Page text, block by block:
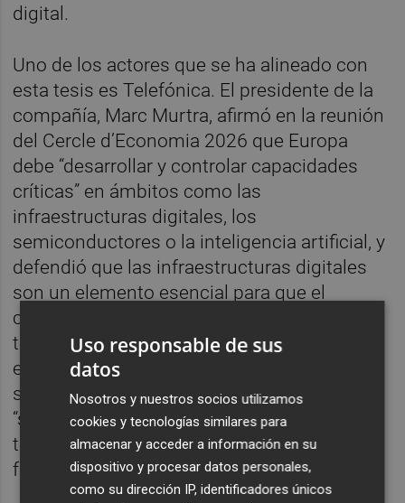
digital.
Uno de los actores que se ha alineado con
esta tesis es Telefónica. El presidente de la
compañía, Marc Murtra, afirmó en la reunión
del Cercle d’Economia 2026 que Europa
debe “desarrollar y controlar capacidades
críticas” en ámbitos como las
infraestructuras digitales, los
semiconductores o la inteligencia artificial, y
defendió que las infraestructuras digitales
son un elemento esencial para que el
continente pueda desplegar IA y desarrollar
tecnologías propias en sectores
estratégicos. En esa misma intervención,
sostuvo que la soberanía europea pasa por
“simplificar la regulación, construir
tecnología propia y asumir el riesgo de
fallar”.
Uso responsable de sus
datos
Nosotros y nuestros socios utilizamos
cookies y tecnologías similares para
almacenar y acceder a información en su
dispositivo y procesar datos personales,
como su dirección IP, identificadores únicos